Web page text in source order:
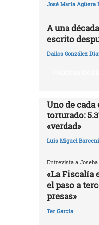
José María Agüera
A una
escrito
Dailos González
Uno de
torturado:
«verdad»
Luis Miguel
Entrevista a
«La Fiscalía
el paso a
presas»
Ter García